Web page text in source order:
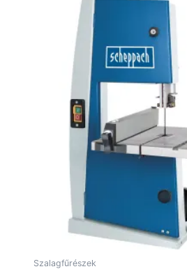
Szalagfűrészek